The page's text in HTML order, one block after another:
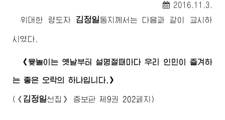
2016.11.3.
위대한
령도자 김정일동지 께서는 다음과 같이 교시하
시였다.
《윷놀이는 옛날부터 설명절때마다 우리 인민이 즐겨하
는 좋은 오락의 하나입니다.》
(《 김정일선집》 증보판 제9권 202페지)